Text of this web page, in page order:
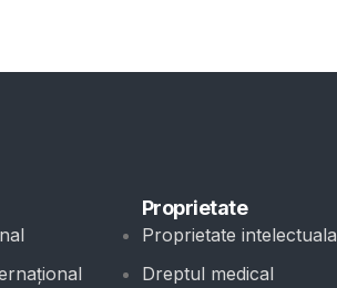
Proprietate
Proprietate intelectuala
Dreptul medical